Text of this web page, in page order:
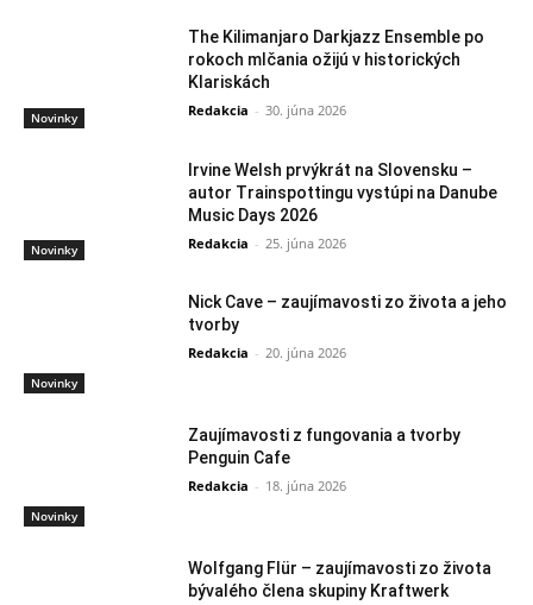
Novinky
The Kilimanjaro Darkjazz Ensemble po
rokoch mlčania ožijú v historických
Klariskách
Redakcia - 30. júna 2026
Novinky
Irvine Welsh prvýkrát na Slovensku –
autor Trainspottingu vystúpi na Danube
Music Days 2026
Redakcia - 25. júna 2026
Novinky
Nick Cave – zaujímavosti zo života a jeho
tvorby
Redakcia - 20. júna 2026
Novinky
Zaujímavosti z fungovania a tvorby
Penguin Cafe
Redakcia - 18. júna 2026
Wolfgang Flür – zaujímavosti zo života
bývalého člena skupiny Kraftwerk